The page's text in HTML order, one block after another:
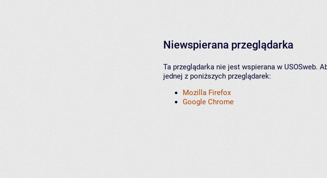
Niewspierana przeglądarka
Ta przeglądarka nie jest wspierana w USOSweb.
jednej z poniższych przeglądarek:
Mozilla Firefox
Google Chrome